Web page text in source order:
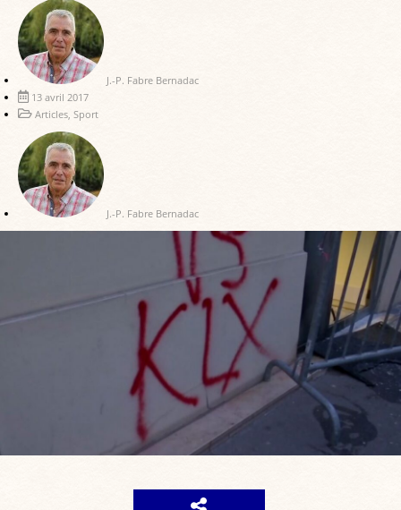
J.-P. Fabre Bernadac
13 avril 2017
Articles Sport
J.-P. Fabre Bernadac